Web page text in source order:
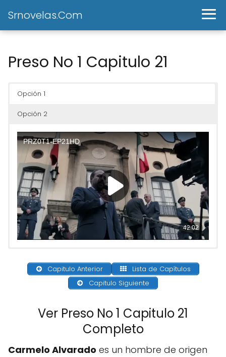
Srnovelas.Com
Preso No 1 Capitulo 21
Opción 1
Opción 2
Capitulo Anterior
Lista de Capítulos
Capitulo Siguiente
Ver Preso No 1 Capitulo 21
Completo
Carmelo Alvarado es un hombre de origen